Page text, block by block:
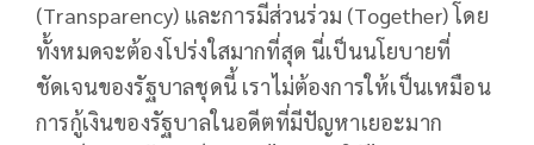
(Transparency) และการมีส่วนร่วม (Together) โดย
ทั้งหมดจะต้องโปร่งใสมากที่สุด นี่เป็นนโยบายที่
ชัดเจนของรัฐบาลชุดนี้ เราไม่ต้องการให้เป็นเหมือน
การกู้เงินของรัฐบาลในอดีตที่มีปัญหาเยอะมาก